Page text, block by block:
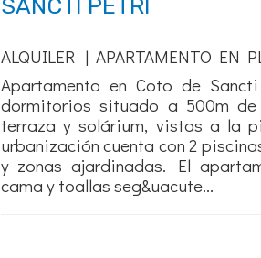
SANCTI PETRI
ALQUILER | APARTAMENTO EN
Apartamento en Coto de
dormitorios situado a 500m
terraza y solárium, vistas a la
urbanización cuenta con 2
y zonas ajardinadas. El
cama y toallas seg&uacute...